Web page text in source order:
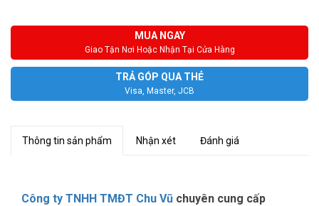
MUA NGAY
Giao Tận Nơi Hoặc Nhận Tại Cửa Hàng
TRẢ GÓP QUA THẺ
Visa, Master, JCB
Thông tin sản phẩm Nhận xét Đánh giá
Công ty TNHH TMĐT Chu Vũ chuyên cung cấp